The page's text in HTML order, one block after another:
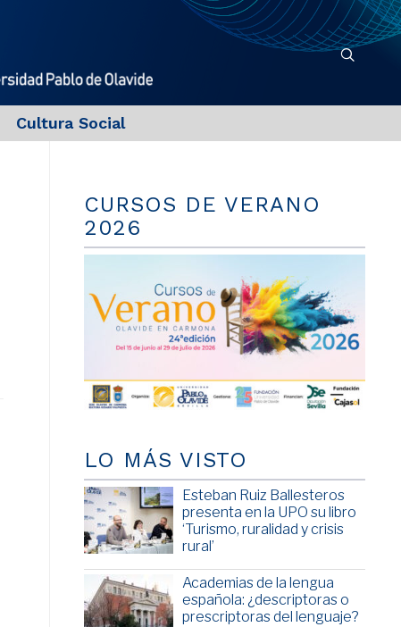
Cultura Social
CURSOS DE VERANO
2026
LO MÁS VISTO
Esteban Ruiz Ballesteros
presenta en la UPO su libro
‘Turismo, ruralidad y crisis
rural’
Academias de la lengua
española: ¿descriptoras o
prescriptoras del lenguaje?